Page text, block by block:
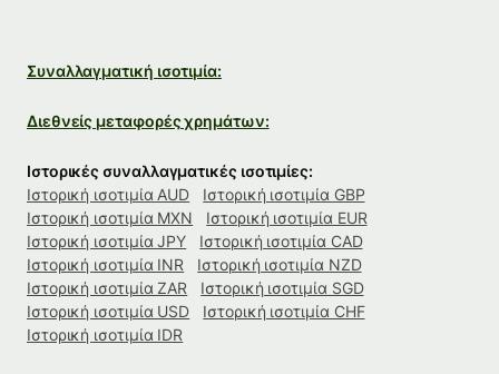
Συναλλαγματική ισοτιμία:
Διεθνείς μεταφορές χρημάτων:
Ιστορικές συναλλαγματικές ισοτιμίες:
Ιστορική ισοτιμία AUD
Ιστορική ισοτιμία GBP
Ιστορική ισοτιμία MXN
Ιστορική ισοτιμία EUR
Ιστορική ισοτιμία JPY
Ιστορική ισοτιμία CAD
Ιστορική ισοτιμία INR
Ιστορική ισοτιμία NZD
Ιστορική ισοτιμία ZAR
Ιστορική ισοτιμία SGD
Ιστορική ισοτιμία USD
Ιστορική ισοτιμία CHF
Ιστορική ισοτιμία IDR